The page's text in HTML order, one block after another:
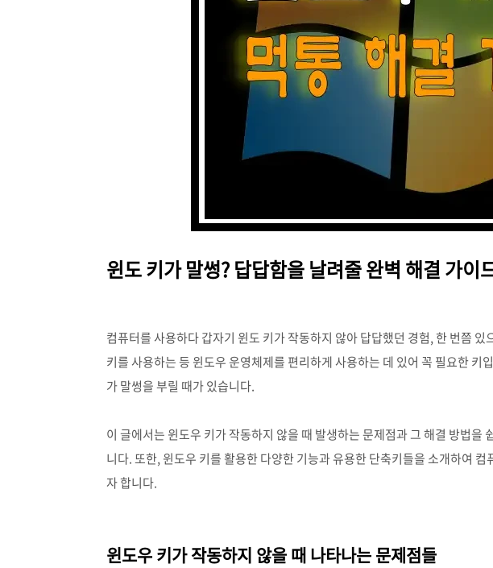
윈도 키가 말썽? 답답함을 날려줄 완벽 해결 가이
컴퓨터를 사용하다 갑자기 윈도 키가 작동하지 않아 답답했던 경험, 한 번쯤
키를 사용하는 등 윈도우 운영체제를 편리하게 사용하는 데 있어 꼭 필요한 키
가 말썽을 부릴 때가 있습니다.
이 글에서는 윈도우 키가 작동하지 않을 때 발생하는 문제점과 그 해결 방법을
니다. 또한, 윈도우 키를 활용한 다양한 기능과 유용한 단축키들을 소개하여
자 합니다.
윈도우 키가 작동하지 않을 때 나타나는 문제점들